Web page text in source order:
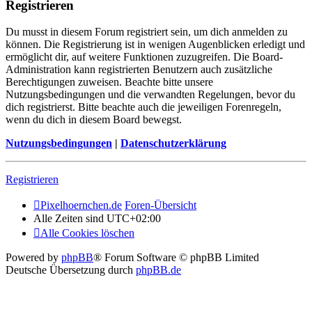
Registrieren
Du musst in diesem Forum registriert sein, um dich anmelden zu
können. Die Registrierung ist in wenigen Augenblicken erledigt und
ermöglicht dir, auf weitere Funktionen zuzugreifen. Die Board-
Administration kann registrierten Benutzern auch zusätzliche
Berechtigungen zuweisen. Beachte bitte unsere
Nutzungsbedingungen und die verwandten Regelungen, bevor du
dich registrierst. Bitte beachte auch die jeweiligen Forenregeln,
wenn du dich in diesem Board bewegst.
Nutzungsbedingungen | Datenschutzerklärung
Registrieren
Pixelhoernchen.de Foren-Übersicht
Alle Zeiten sind UTC+02:00
Alle Cookies löschen
Powered by phpBB® Forum Software © phpBB Limited
Deutsche Übersetzung durch phpBB.de